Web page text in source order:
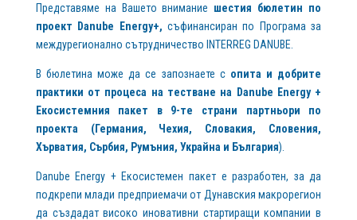
Представяме на Вашето внимание шестия бюлетин по
проект Danube Energy+, съфинансиран по Програма за
междурегионално сътрудничество INTERREG DANUBE.
В бюлетина може да се запознаете с опита и добрите
практики от процеса на тестване на Danube Energy +
Екосистемния пакет в 9-те страни партньори по
проекта (Германия, Чехия, Словакия, Словения,
Хърватия, Сърбия, Румъния, Украйна и България).
Danube Energy + Екосистемен пакет е разработен, за да
подкрепи млади предприемачи от Дунавския макрорегион
да създадат високо иновативни стартиращи компании в